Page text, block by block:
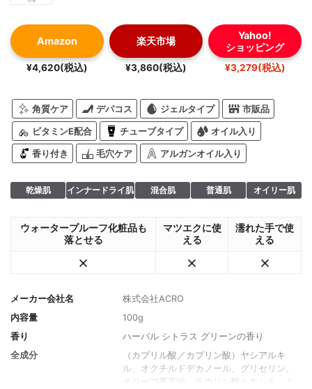
Amazon
¥4,620(税込)
楽天市場
¥3,860(税込)
Yahoo!
ショッピング
¥3,279(税込)
角質ケア デパコス ジェルタイプ 市販品
ビタミンE配合 チューブタイプ オイル入り
香り付き 毛穴ケア アルガンオイル入り
乾燥肌 インナードライ肌 混合肌 普通肌 オイリー肌
ウォータープルーフ化粧品も
落とせる
マツエクに使
える
濡れた手で使
える
メーカー会社名
株式会社ACRO
内容量
100g
香り
ハーバル シトラス グリーンの香り
全成分
（カプリル酸／カプリン酸）ヤシアルキ
ル、オクチルドデカノール、グリセリン、
オリーブ果実油、ラウリン酸ヘキシル、ミ